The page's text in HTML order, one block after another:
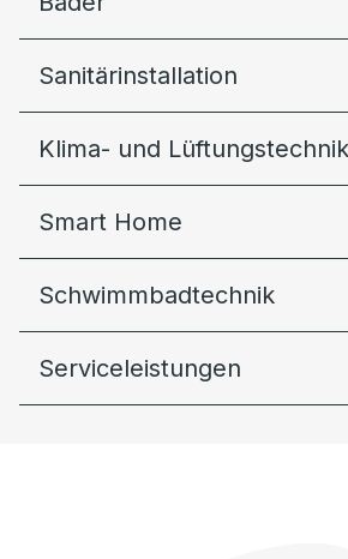
Sanitärinstallation
Klima- und Lüftungstechnik
Smart Home
Schwimmbadtechnik
Serviceleistungen